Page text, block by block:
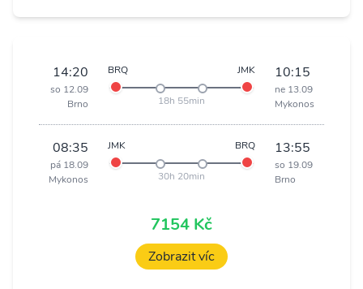
14:20
so 12.09
Brno
BRQ JMK
18h 55min
10:15
ne 13.09
Mykonos
08:35
pá 18.09
Mykonos
JMK BRQ
30h 20min
13:55
so 19.09
Brno
7154 Kč
Zobrazit víc